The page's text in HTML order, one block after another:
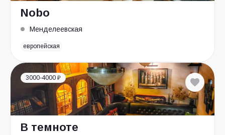
Nobo
Менделеевская
европейская
3000-4000 ₽
В темноте